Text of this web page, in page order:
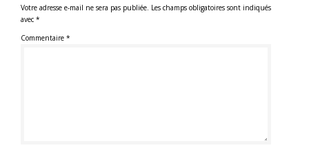
Votre adresse e-mail ne sera pas publiée. Les champs obligatoires sont indiqués
avec *
Commentaire *